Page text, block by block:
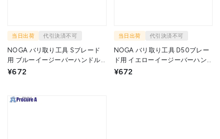
当日出荷 代引決済不可
NOGA バリ取り工具 Sブレード
用 ブルーイージーバーハンドル
¥672
当日出荷 代引決済不可
NOGA バリ取り工具 D50ブレー
ド用 イエローイージーバーハン
¥672